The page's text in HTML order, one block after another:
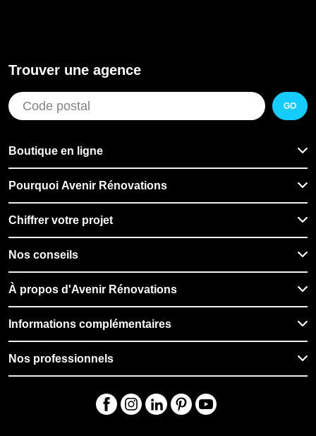
Trouver une agence
GO
Boutique en ligne
Pourquoi Avenir Rénovations
Chiffrer votre projet
Nos conseils
À propos d'Avenir Rénovations
Informations complémentaires
Nos professionnels